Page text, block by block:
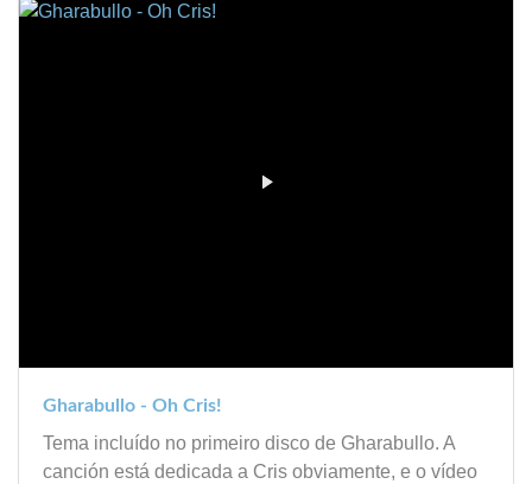
Gharabullo - Oh Cris!
Tema incluído no primeiro disco de Gharabullo. A
canción está dedicada a Cris obviamente, e o vídeo